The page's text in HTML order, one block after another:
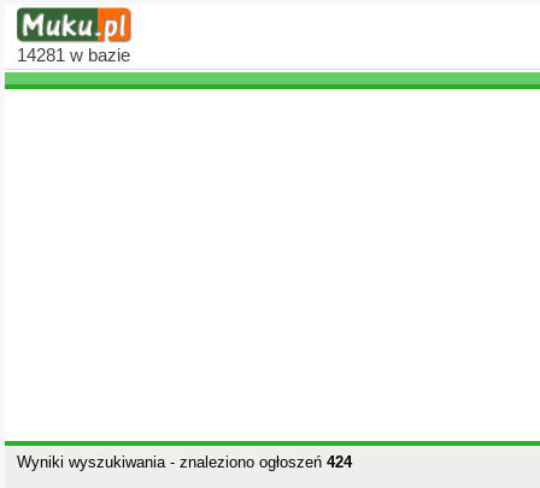
14281 w bazie
Wyniki wyszukiwania - znaleziono ogłoszeń 424